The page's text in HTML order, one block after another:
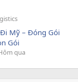
Mỹ – Đóng Gói
Gói
qua